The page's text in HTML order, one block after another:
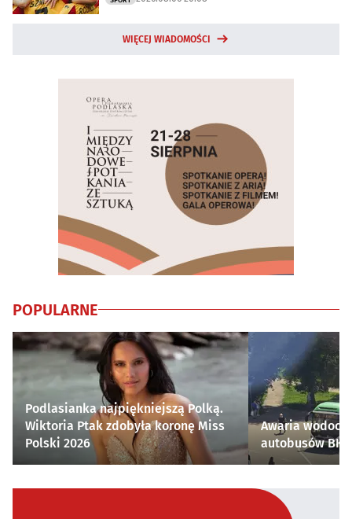
WIĘCEJ WIADOMOŚCI
POPULARNE
Podlasianka najpiękniejszą Polką.
Wiktoria Ptak zdobyła koronę Miss
Polski 2026
Awaria
autobusów